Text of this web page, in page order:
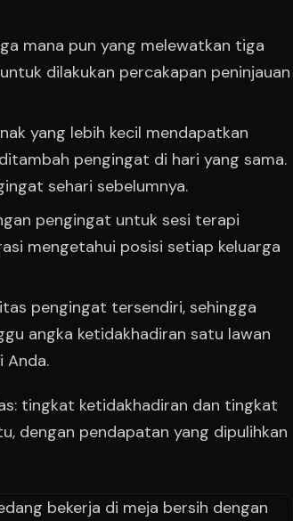
mana pun yang melewatkan tiga
dilakukan percakapan peninjauan
yang lebih kecil mendapatkan
pengingat di hari yang sama.
sehari sebelumnya.
pengingat untuk sesi terapi
mengetahui posisi setiap keluarga
pengingat tersendiri, sehingga
angka ketidakhadiran satu lawan
Anda.
tingkat ketidakhadiran dan tingkat
dengan pendapatan yang dipulihkan